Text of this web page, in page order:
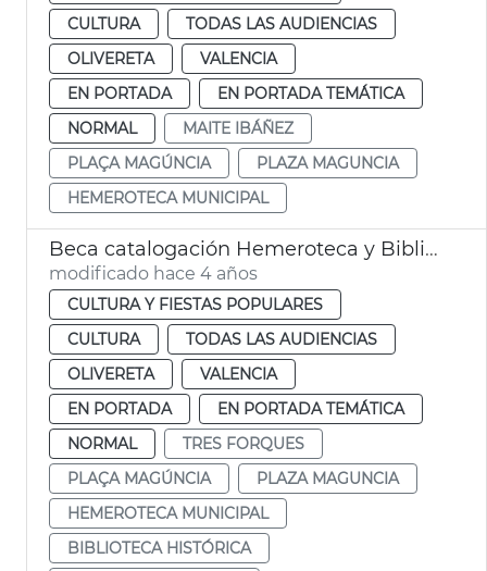
CULTURA
TODAS LAS AUDIENCIAS
OLIVERETA
VALENCIA
EN PORTADA
EN PORTADA TEMÁTICA
NORMAL
MAITE IBÁÑEZ
PLAÇA MAGÚNCIA
PLAZA MAGUNCIA
HEMEROTECA MUNICIPAL
Beca catalogación Hemeroteca y Biblioteca Municipal
modificado hace 4 años
CULTURA Y FIESTAS POPULARES
CULTURA
TODAS LAS AUDIENCIAS
OLIVERETA
VALENCIA
EN PORTADA
EN PORTADA TEMÁTICA
NORMAL
TRES FORQUES
PLAÇA MAGÚNCIA
PLAZA MAGUNCIA
HEMEROTECA MUNICIPAL
BIBLIOTECA HISTÓRICA